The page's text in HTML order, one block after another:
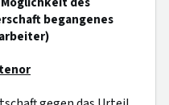
begangenes